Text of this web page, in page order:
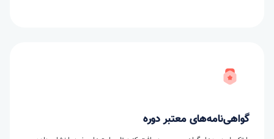
گواهی‌نامه‌های معتبر دوره